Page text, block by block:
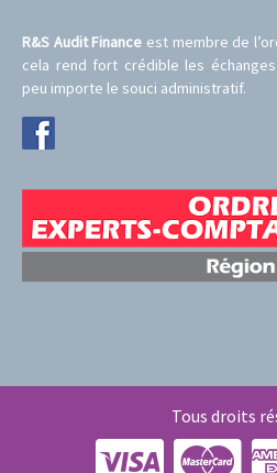
R&S Audit Finance est membre de
cela rend fort crédible les
peu importe le souci administratif.
Tous droits